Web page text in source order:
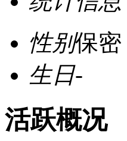
性别保密
生日-
活跃概况